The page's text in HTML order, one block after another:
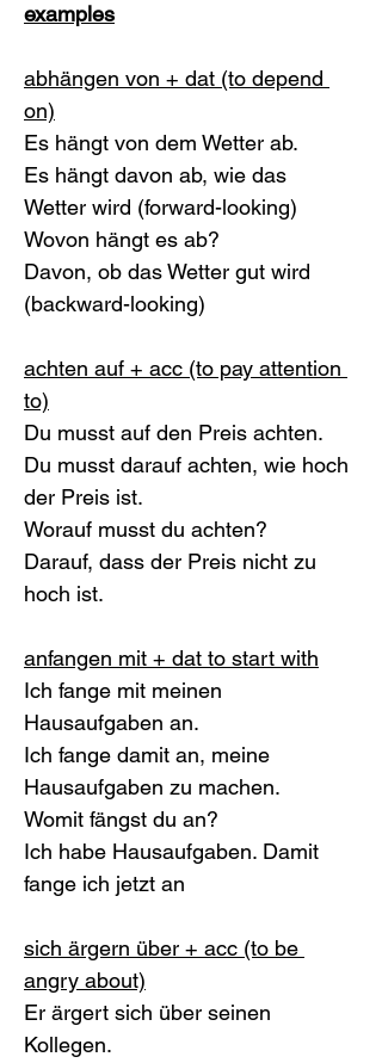
examples
abhängen von + dat (to depend
on)
Es hängt von dem Wetter ab.
Es hängt davon ab, wie das
Wetter wird (forward-looking)
Wovon hängt es ab?
Davon, ob das Wetter gut wird
(backward-looking)
achten auf + acc (to pay attention
to)
Du musst auf den Preis achten.
Du musst darauf achten, wie hoch
der Preis ist.
Worauf musst du achten?
Darauf, dass der Preis nicht zu
hoch ist.
anfangen mit + dat to start with
Ich fange mit meinen
Hausaufgaben an.
Ich fange damit an, meine
Hausaufgaben zu machen.
Womit fängst du an?
Ich habe Hausaufgaben. Damit
fange ich jetzt an
sich ärgern über + acc (to be
angry about)
Er ärgert sich über seinen
Kollegen.